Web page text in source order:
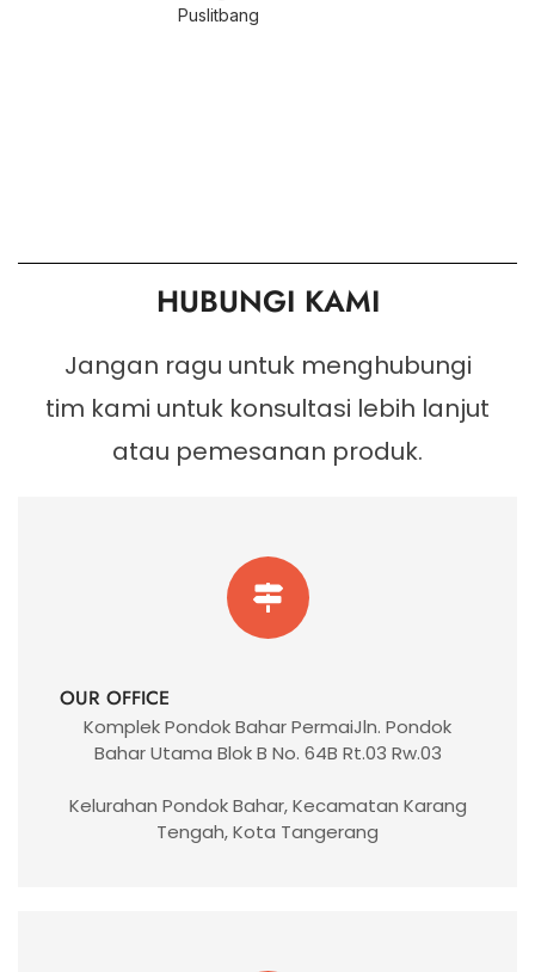
HUBUNGI KAMI
Jangan ragu untuk menghubungi
tim kami untuk konsultasi lebih lanjut
atau pemesanan produk.
OUR OFFICE
Komplek Pondok Bahar PermaiJln. Pondok
Bahar Utama Blok B No. 64B Rt.03 Rw.03
Kelurahan Pondok Bahar, Kecamatan Karang
Tengah, Kota Tangerang